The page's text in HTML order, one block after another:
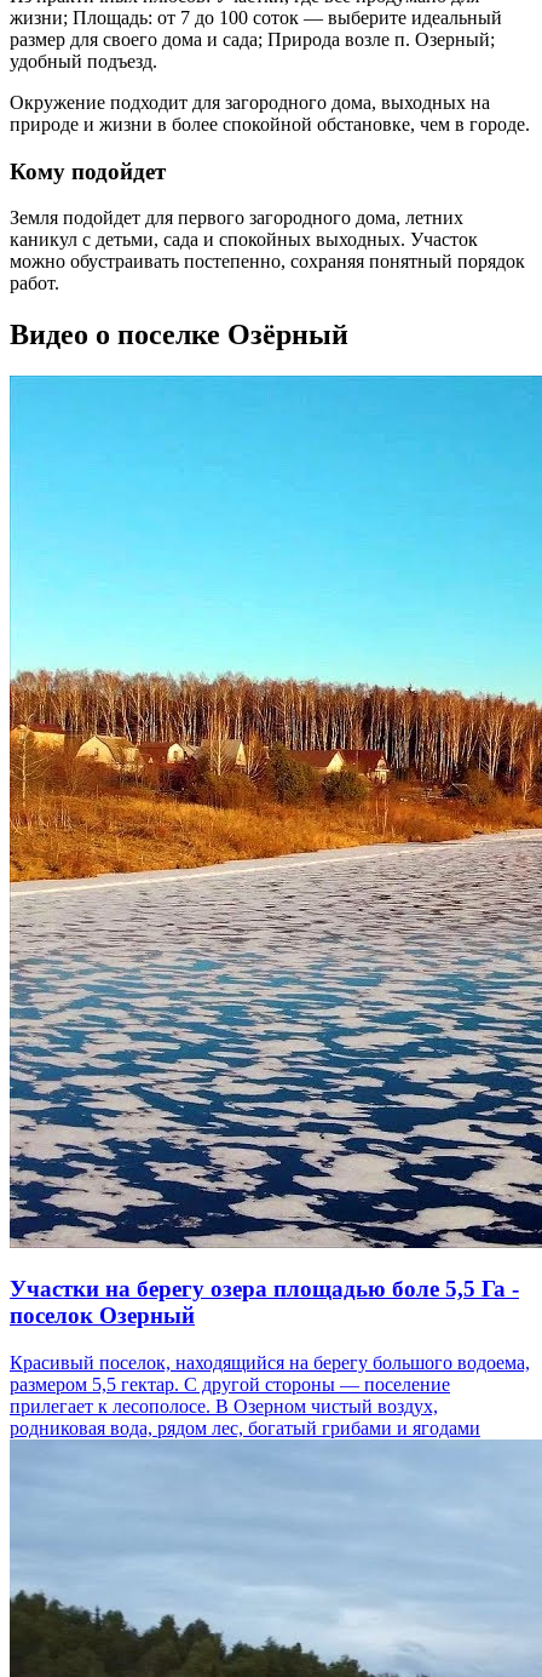
жизни; Площадь: от 7 до 100 соток — выберите идеальный
размер для своего дома и сада; Природа возле п. Озерный;
удобный подъезд.
Окружение подходит для загородного дома, выходных на
природе и жизни в более спокойной обстановке, чем в городе.
Кому подойдет
Земля подойдет для первого загородного дома, летних
каникул с детьми, сада и спокойных выходных. Участок
можно обустраивать постепенно, сохраняя понятный порядок
работ.
Видео о поселке Озёрный
Участки на берегу озера площадью боле 5,5 Га -
поселок Озерный
Красивый поселок, находящийся на берегу большого водоема,
размером 5,5 гектар. С другой стороны — поселение
прилегает к лесополосе. В Озерном чистый воздух,
родниковая вода, рядом лес, богатый грибами и ягодами